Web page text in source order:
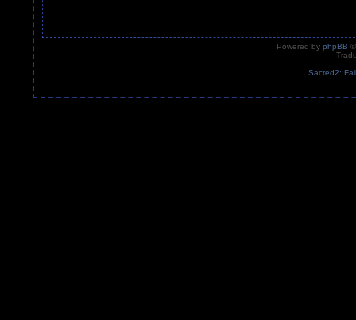
Powered by phpBB
Sacred2: